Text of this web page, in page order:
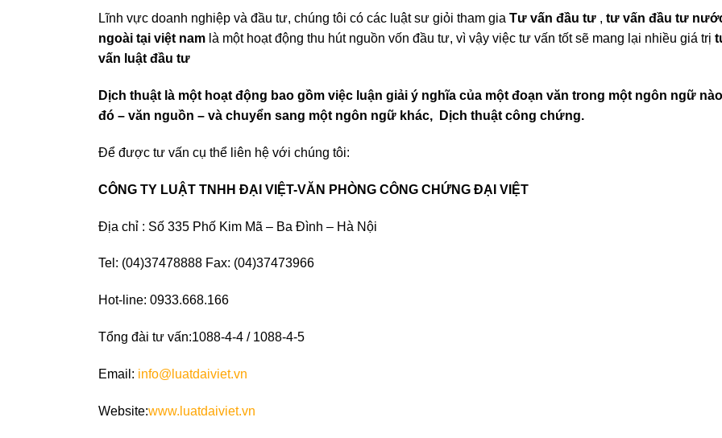
Lĩnh vực doanh nghiệp và đầu tư, chúng tôi có các luật sư giỏi tham gia Tư vấn đầu tư , tư vấn đầu tư
ngoài tại việt nam là một hoạt động thu hút nguồn vốn đầu tư, vì vậy việc tư vấn tốt sẽ mang lại nhiều giá trị
vấn luật đầu tư
Dịch thuật là một hoạt động bao gồm việc luận giải ý nghĩa của một đoạn văn trong một ngôn ngữ nào
đó – văn nguồn – và chuyển sang một ngôn ngữ khác,
Dịch thuật công chứng.
Để được tư vấn cụ thể liên hệ với chúng tôi:
CÔNG TY LUẬT TNHH ĐẠI VIỆT-VĂN PHÒNG CÔNG CHỨNG ĐẠI VIỆT
Địa chỉ : Số 335 Phố Kim Mã – Ba Đình – Hà Nội
Tel: (04)37478888 Fax: (04)37473966
Hot-line: 0933.668.166
Tổng đài tư vấn:1088-4-4 / 1088-4-5
Email: info@luatdaiviet.vn
Website:www.luatdaiviet.vn